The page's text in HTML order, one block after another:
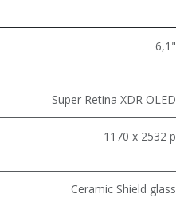
6,1"
Super Retina XDR OLED
1170 x 2532 p
Ceramic Shield glass